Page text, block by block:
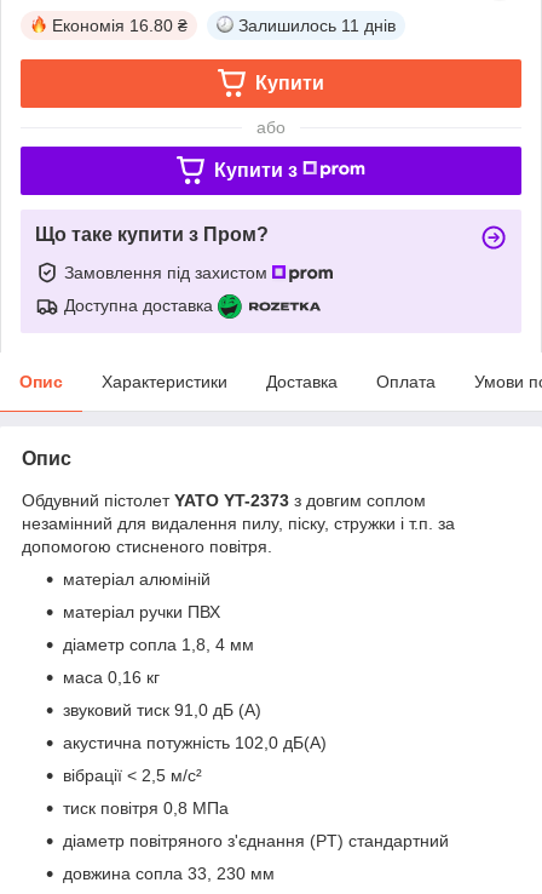
Економія 16.80 ₴ Залишилось 11 днів
Купити
або
Купити з
Що таке купити з Пром?
Замовлення під захистом
Доступна доставка
Опис Характеристики Доставка Оплата Умови
Опис
Обдувний пістолетYATO YT-2373 з довгим соплом
незамінний для видалення пилу, піску, стружки і т.п. за
допомогою стисненого повітря.
матеріал алюміній
матеріал ручки ПВХ
діаметр сопла 1,8, 4 мм
маса 0,16 кг
звуковий тиск 91,0 дБ (А)
акустична потужність 102,0 дБ(А)
вібрації < 2,5 м/с²
тиск повітря 0,8 МПа
діаметр повітряного з'єднання (PT) стандартний
довжина сопла 33, 230 мм